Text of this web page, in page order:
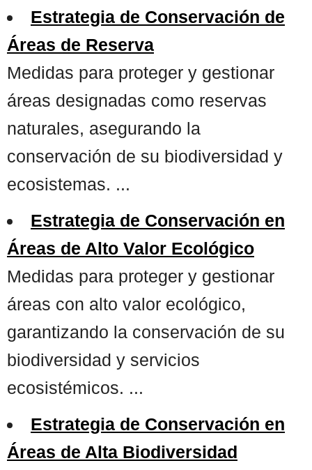
Estrategia de Conservación de
Áreas de Reserva
Medidas para proteger y gestionar
áreas designadas como reservas
naturales, asegurando la
conservación de su biodiversidad y
ecosistemas. ...
Estrategia de Conservación en
Áreas de Alto Valor Ecológico
Medidas para proteger y gestionar
áreas con alto valor ecológico,
garantizando la conservación de su
biodiversidad y servicios
ecosistémicos. ...
Estrategia de Conservación en
Áreas de Alta Biodiversidad